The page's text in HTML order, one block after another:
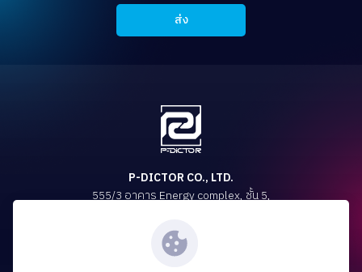
P-DICTOR CO., LTD.
555/3 อาคาร Energy complex, ชั้น 5,
ติดตามเราได้ที่